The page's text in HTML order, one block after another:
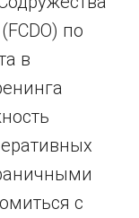
по
в
с